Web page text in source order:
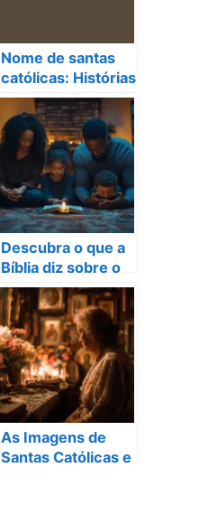
Nome de santas
católicas: Histórias
que transformam
vidas!
Descubra o que a
Bíblia diz sobre o
dízimo e suas
bênçãos
As Imagens de
Santas Católicas e